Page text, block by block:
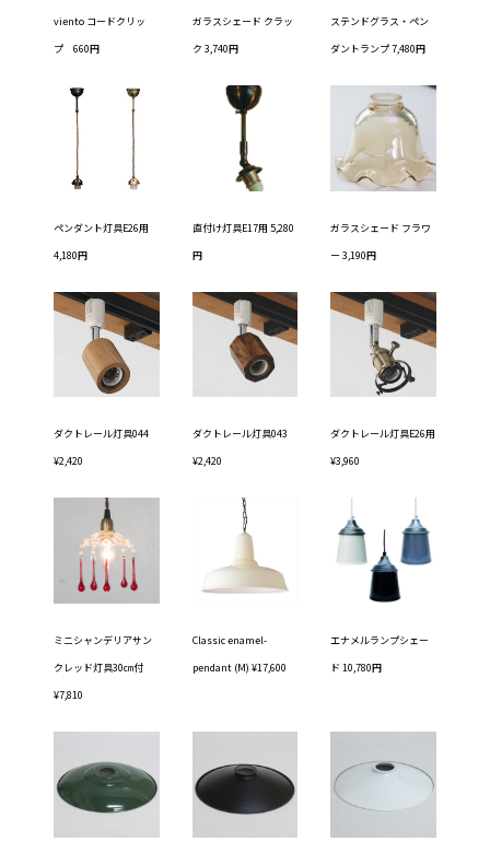
viento コードクリッ
プ 660円
ガラスシェード クラッ
ク 3,740円
ステンドグラス・ペン
ダントランプ 7,480円
ペンダント灯具E26用
4,180円
直付け灯具E17用 5,280
円
ガラスシェード フラワ
ー 3,190円
ダクトレール灯具044
¥2,420
ダクトレール灯具043
¥2,420
ダクトレール灯具E26用
¥3,960
ミニシャンデリアサン
クレッド灯具30㎝付
¥7,810
Classic enamel-
pendant (M) ¥17,600
エナメルランプシェー
ド 10,780円